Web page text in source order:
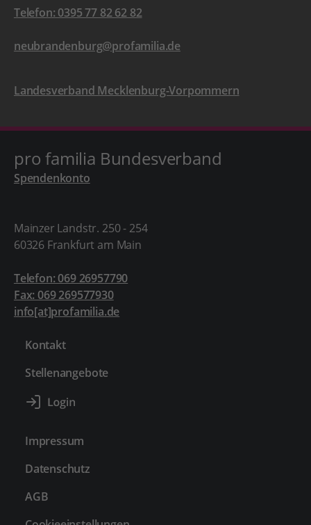
Telefon: 0395 77 82 62 82
neubrandenburg@profamilia.de
Landesverband Mecklenburg-Vorpommern
pro familia Bundesverband
Spendenkonto
Mainzer Landstr. 250 - 254
60326 Frankfurt am Main
Telefon: 069 26957790
Fax: 069 269577930
info[at]profamilia.de
Kontakt
Stellenangebote
Impressum
Datenschutz
AGB